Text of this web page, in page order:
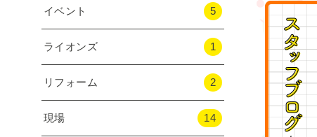
イベント 5
ライオンズ 1
リフォーム 2
現場 14